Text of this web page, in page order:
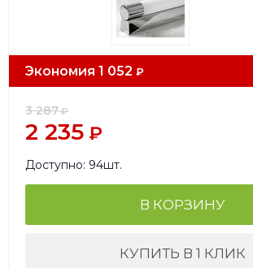
Экономия 1 052 ₽
3 287₽
2 235 ₽
Доступно: 94шт.
В КОРЗИНУ
КУПИТЬ В 1 КЛИК